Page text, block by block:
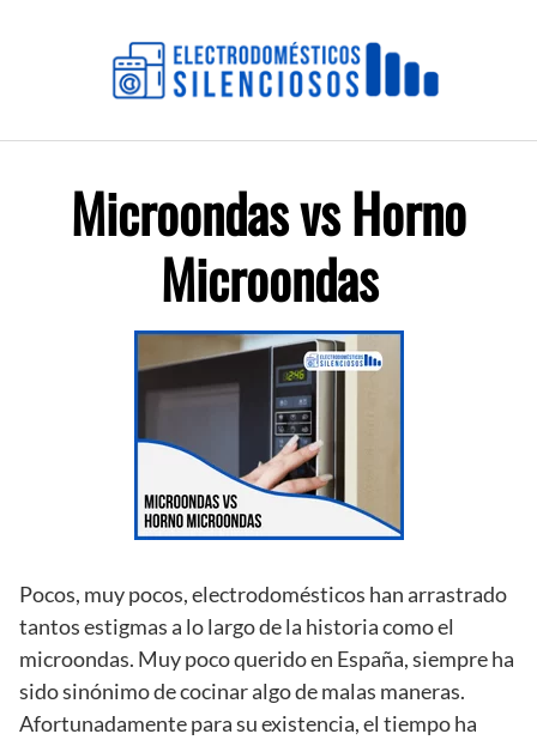
Microondas vs Horno
Microondas
Pocos, muy pocos, electrodomésticos han arrastrado
tantos estigmas a lo largo de la historia como el
microondas. Muy poco querido en España, siempre ha
sido sinónimo de cocinar algo de malas maneras.
Afortunadamente para su existencia, el tiempo ha